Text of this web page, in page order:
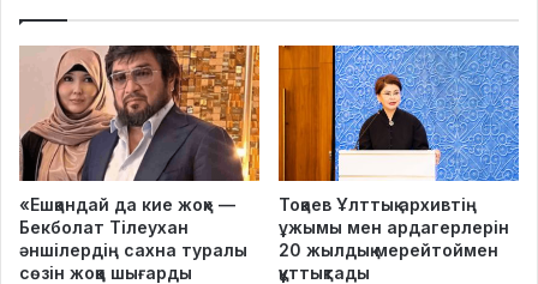
«Ешқандай да кие жоқ» —
Бекболат Тілеухан
әншілердің сахна туралы
сөзін жоққа шығарды
Тоқаев Ұлттық архивтің
ұжымы мен ардагерлерін
20 жылдық мерейтоймен
құттықтады